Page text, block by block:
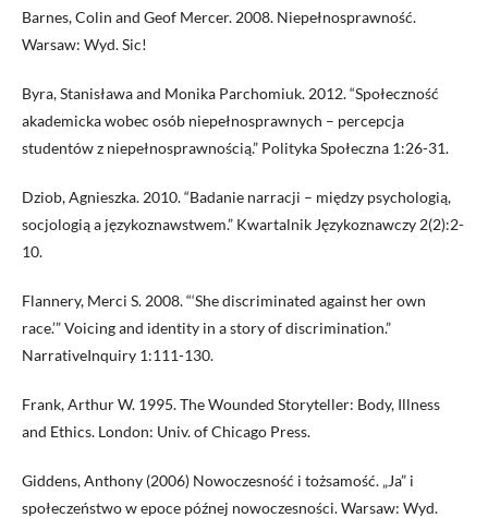
Barnes, Colin and Geof Mercer. 2008. Niepełnosprawność.
Warsaw: Wyd. Sic!
Byra, Stanisława and Monika Parchomiuk. 2012. “Społeczność
akademicka wobec osób niepełnosprawnych – percepcja
studentów z niepełnosprawnością.” Polityka Społeczna 1:26-31.
Dziob, Agnieszka. 2010. “Badanie narracji – między psychologią,
socjologią a językoznawstwem.” Kwartalnik Językoznawczy 2(2):2-
10.
Flannery, Merci S. 2008. “‘She discriminated against her own
race.’” Voicing and identity in a story of discrimination.”
NarrativeInquiry 1:111-130.
Frank, Arthur W. 1995. The Wounded Storyteller: Body, Illness
and Ethics. London: Univ. of Chicago Press.
Giddens, Anthony (2006) Nowoczesność i tożsamość. „Ja” i
społeczeństwo w epoce późnej nowoczesności. Warsaw: Wyd.